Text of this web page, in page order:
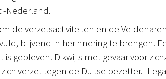
Nederland.
de verzetsactiviteiten en de
blijvend in herinnering te brengen.
is gebleven. Dikwijls met gevaar voor
verzet tegen de Duitse bezetter.